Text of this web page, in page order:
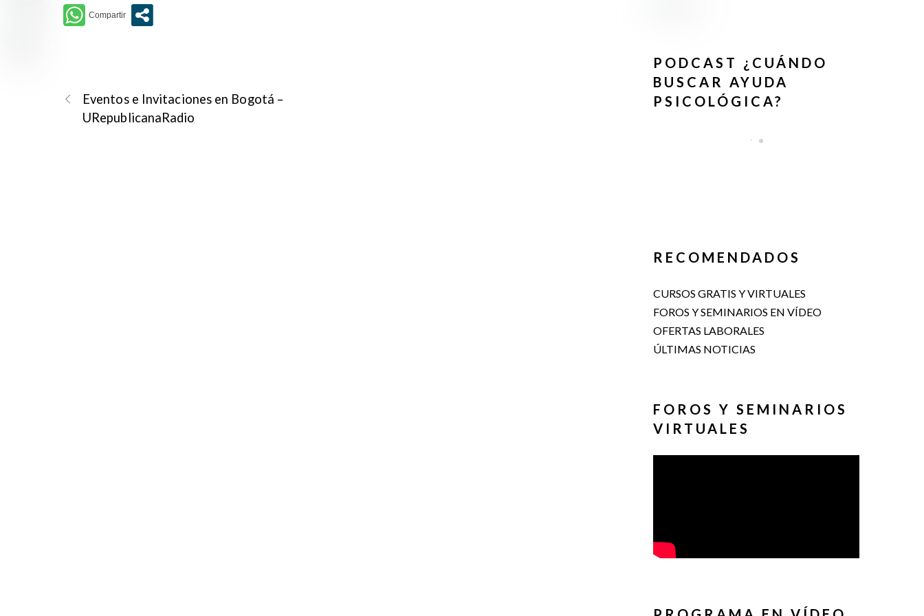
Eventos e Invitaciones en Bogotá –
URepublicanaRadio
PODCAST ¿CUÁNDO
BUSCAR AYUDA
PSICOLÓGICA?
RECOMENDADOS
CURSOS GRATIS Y VIRTUALES
FOROS Y SEMINARIOS EN VÍDEO
OFERTAS LABORALES
ÚLTIMAS NOTICIAS
FOROS Y SEMINARIOS
VIRTUALES